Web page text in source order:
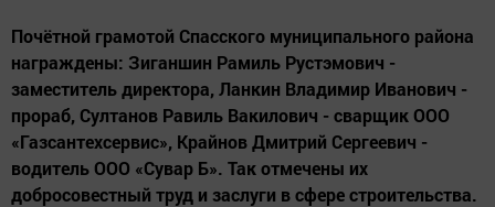
Почётной грамотой Спасского муниципального района
награждены: Зиганшин Рамиль Рустэмович -
заместитель директора, Ланкин Владимир Иванович -
прораб, Султанов Равиль Вакилович - сварщик ООО
«Газсантехсервис», Крайнов Дмитрий Сергеевич -
водитель ООО «Сувар Б». Так отмечены их
добросовестный труд и заслуги в сфере строительства.